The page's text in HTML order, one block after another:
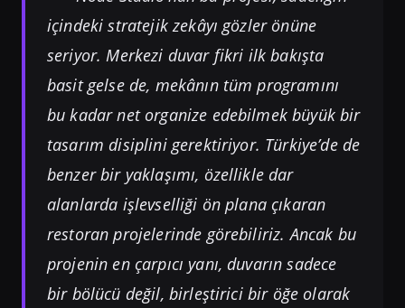
içindeki stratejik zekâyı gözler önüne
seriyor. Merkezi duvar fikri ilk bakışta
basit gelse de, mekânın tüm programını
bu kadar net organize edebilmek büyük bir
tasarım disiplini gerektiriyor. Türkiye’de de
benzer bir yaklaşımı, özellikle dar
alanlarda işlevselliği ön plana çıkaran
restoran projelerinde görebiliriz. Ancak bu
projenin en çarpıcı yanı, duvarın sadece
bir bölücü değil, birleştirici bir öğe olarak